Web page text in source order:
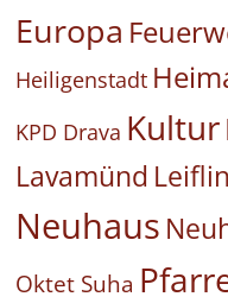
Europa
Heiligenstadt
KPD Drava Kultur
Lavamünd
Neuhaus
Oktet Suha